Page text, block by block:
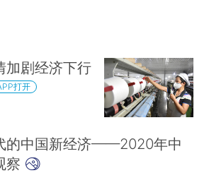
加剧经济下行
打开
的中国新经济——2020年中
察